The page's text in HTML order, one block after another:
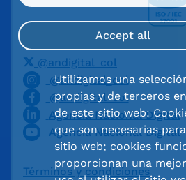
Utilizamos una
propias y de terceros
de este sitio web:
que son necesarias
sitio web; cookies
proporcionan una
Accept all
@andigital_col
@andigital_col
@andigital_col
Agencia Nacional Digital
Agencia Nacional Digital
Términos y condiciones